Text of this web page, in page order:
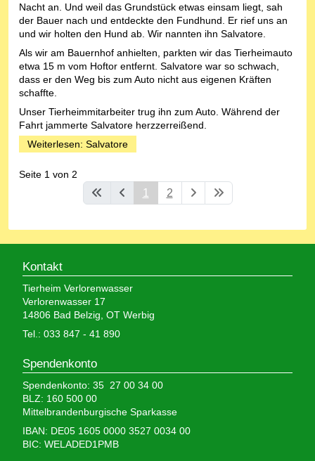
Nacht an. Und weil das Grundstück etwas einsam liegt, sah
der Bauer nach und entdeckte den Fundhund. Er rief uns an
und wir holten den Hund ab. Wir nannten ihn Salvatore.
Als wir am Bauernhof anhielten, parkten wir das Tierheimauto
etwa 15 m vom Hoftor entfernt. Salvatore war so schwach,
dass er den Weg bis zum Auto nicht aus eigenen Kräften
schaffte.
Unser Tierheimmitarbeiter trug ihn zum Auto. Während der
Fahrt jammerte Salvatore herzzerreißend.
Weiterlesen: Salvatore
Seite 1 von 2
1 2
Kontakt
Tierheim Verlorenwasser
Verlorenwasser 17
14806 Bad Belzig, OT Werbig
Tel.: 033 847 - 41 890
Spendenkonto
Spendenkonto: 35 27 00 34 00
BLZ: 160 500 00
Mittelbrandenburgische Sparkasse
IBAN: DE05 1605 0000 3527 0034 00
BIC: WELADED1PMB